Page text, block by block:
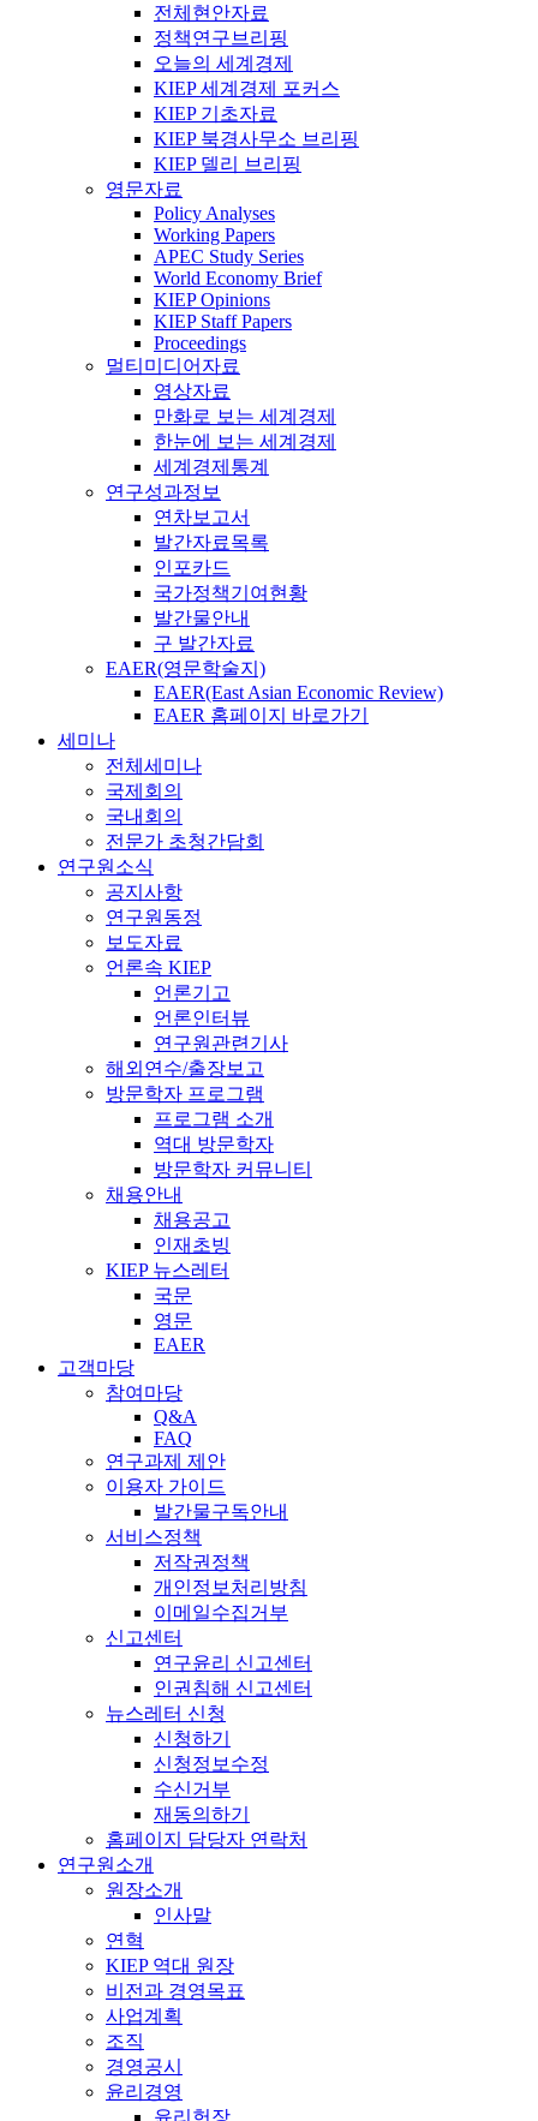
전체현안자료
정책연구브리핑
오늘의 세계경제
KIEP 세계경제 포커스
KIEP 기초자료
KIEP 북경사무소 브리핑
KIEP 델리 브리핑
영문자료
Policy Analyses
Working Papers
APEC Study Series
World Economy Brief
KIEP Opinions
KIEP Staff Papers
Proceedings
멀티미디어자료
영상자료
만화로 보는 세계경제
한눈에 보는 세계경제
세계경제통계
연구성과정보
연차보고서
발간자료목록
인포카드
국가정책기여현황
발간물안내
구 발간자료
EAER(영문학술지)
EAER(East Asian Economic Review)
EAER 홈페이지 바로가기
세미나
전체세미나
국제회의
국내회의
전문가 초청간담회
연구원소식
공지사항
연구원동정
보도자료
언론속 KIEP
언론기고
언론인터뷰
연구원관련기사
해외연수/출장보고
방문학자 프로그램
프로그램 소개
역대 방문학자
방문학자 커뮤니티
채용안내
채용공고
인재초빙
KIEP 뉴스레터
국문
영문
EAER
고객마당
참여마당
Q&A
FAQ
연구과제 제안
이용자 가이드
발간물구독안내
서비스정책
저작권정책
개인정보처리방침
이메일수집거부
신고센터
연구윤리 신고센터
인권침해 신고센터
뉴스레터 신청
신청하기
신청정보수정
수신거부
재동의하기
홈페이지 담당자 연락처
연구원소개
원장소개
인사말
연혁
KIEP 역대 원장
비전과 경영목표
사업계획
조직
경영공시
윤리경영
윤리헌장